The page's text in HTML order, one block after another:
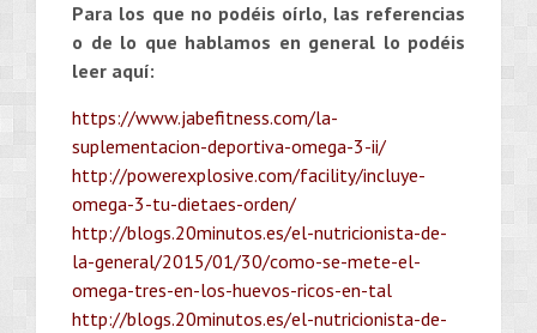
Para los que no podéis oírlo, las referencias
o de lo que hablamos en general lo podéis
leer aquí:
https://www.jabefitness.com/la-
suplementacion-deportiva-omega-3-ii/
http://powerexplosive.com/facility/incluye-
omega-3-tu-dietaes-orden/
http://blogs.20minutos.es/el-nutricionista-de-
la-general/2015/01/30/como-se-mete-el-
omega-tres-en-los-huevos-ricos-en-tal
http://blogs.20minutos.es/el-nutricionista-de-